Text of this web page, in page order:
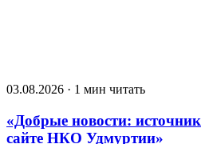
03.08.2026 · 1 мин читать
«Добрые новости:
сайте НКО Удмуртии»